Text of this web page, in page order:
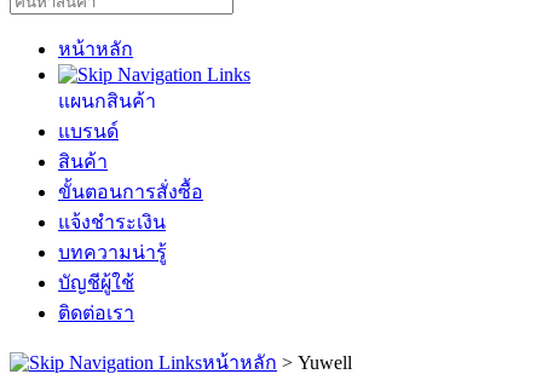
หน้าหลัก
แผนกสินค้า
แบรนด์
สินค้า
ขั้นตอนการสั่งซื้อ
แจ้งชำระเงิน
บทความน่ารู้
บัญชีผู้ใช้
ติดต่อเรา
หน้าหลัก > Yuwell